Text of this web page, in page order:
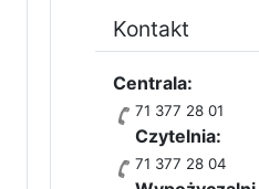
Kontakt
Centrala:
71 377 28 01
Czytelnia:
71 377 28 04